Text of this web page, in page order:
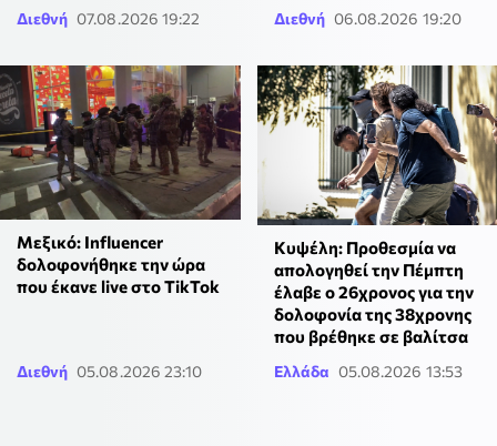
Διεθνή 07.08.2026 19:22 Διεθνή 06.08.2026 19:20
Μεξικό: Influencer
δολοφονήθηκε την ώρα
που έκανε live στο TikTok
Διεθνή 05.08.2026 23:10
Κυψέλη: Προθεσμία να
απολογηθεί την Πέμπτη
έλαβε ο 26χρονος για την
δολοφονία της 38χρονης
που βρέθηκε σε βαλίτσα
Ελλάδα 05.08.2026 13:53